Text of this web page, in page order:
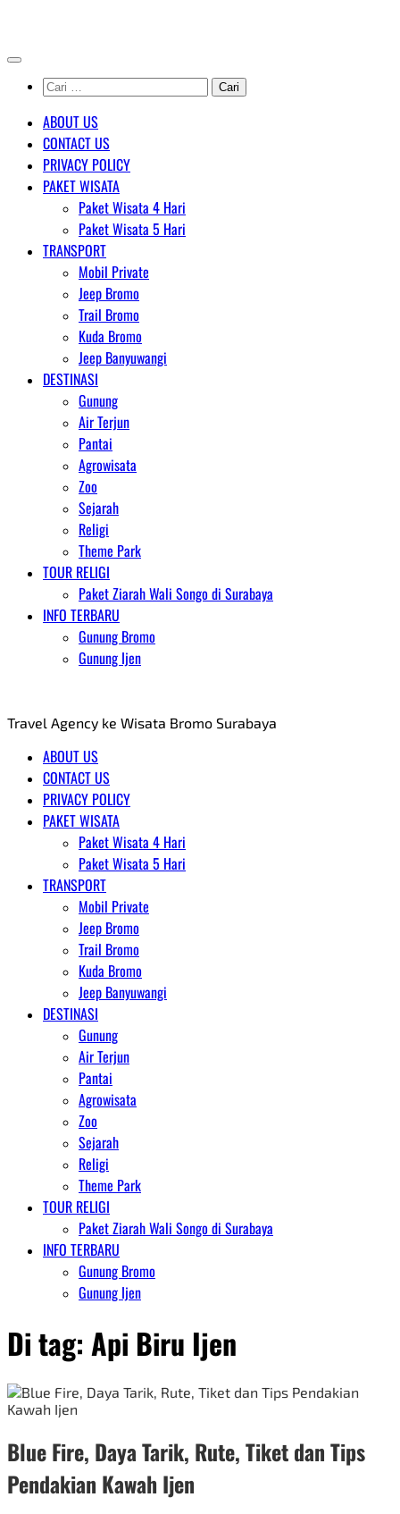
content
Cari
untuk:
ABOUT US
CONTACT US
PRIVACY POLICY
PAKET WISATA
Paket Wisata 4 Hari
Paket Wisata 5 Hari
TRANSPORT
Mobil Private
Jeep Bromo
Trail Bromo
Kuda Bromo
Jeep Banyuwangi
DESTINASI
Gunung
Air Terjun
Pantai
Agrowisata
Zoo
Sejarah
Religi
Theme Park
TOUR RELIGI
Paket Ziarah Wali Songo di Surabaya
INFO TERBARU
Gunung Bromo
Gunung Ijen
Travel Agency ke Wisata Bromo Surabaya
ABOUT US
CONTACT US
PRIVACY POLICY
PAKET WISATA
Paket Wisata 4 Hari
Paket Wisata 5 Hari
TRANSPORT
Mobil Private
Jeep Bromo
Trail Bromo
Kuda Bromo
Jeep Banyuwangi
DESTINASI
Gunung
Air Terjun
Pantai
Agrowisata
Zoo
Sejarah
Religi
Theme Park
TOUR RELIGI
Paket Ziarah Wali Songo di Surabaya
INFO TERBARU
Gunung Bromo
Gunung Ijen
Di tag: Api Biru Ijen
Blue Fire, Daya Tarik, Rute, Tiket dan Tips
Pendakian Kawah Ijen